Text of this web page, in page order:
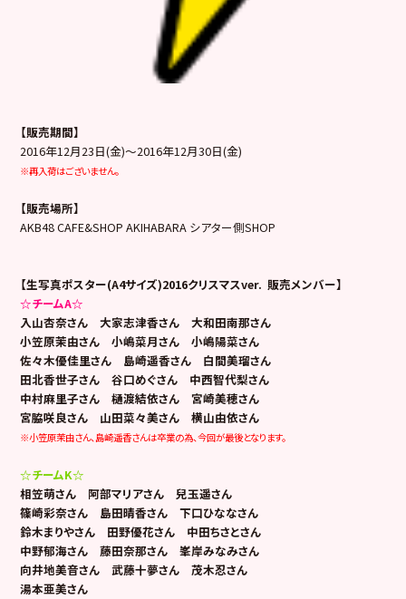
【販売期間】
2016年12月23日(金)～2016年12月30日(金)
※再入荷はございません。
【販売場所】
AKB48 CAFE&SHOP AKIHABARA シアター側SHOP
【生写真ポスター(A4サイズ)2016クリスマスver. 販売メンバー】
☆チームA☆
入山杏奈さん 大家志津香さん 大和田南那さん
小笠原茉由さん 小嶋菜月さん 小嶋陽菜さん
佐々木優佳里さん 島崎遥香さん 白間美瑠さん
田北香世子さん 谷口めぐさん 中西智代梨さん
中村麻里子さん 樋渡結依さん 宮崎美穂さん
宮脇咲良さん 山田菜々美さん 横山由依さん
※小笠原茉由さん、島崎遥香さんは卒業の為、今回が最後となります。
☆チームK☆
相笠萌さん 阿部マリアさん 兒玉遥さん
篠崎彩奈さん 島田晴香さん 下口ひななさん
鈴木まりやさん 田野優花さん 中田ちさとさん
中野郁海さん 藤田奈那さん 峯岸みなみさん
向井地美音さん 武藤十夢さん 茂木忍さん
湯本亜美さん